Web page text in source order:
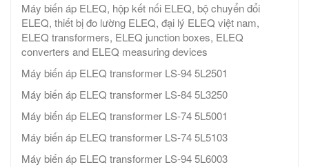
Máy biến áp ELEQ, hộp kết nối ELEQ, bộ chuyển đổi
ELEQ, thiết bị đo lường ELEQ, đại lý ELEQ việt nam,
ELEQ transformers, ELEQ junction boxes, ELEQ
converters and ELEQ measuring devices
Máy biến áp ELEQ transformer LS-94 5L2501
Máy biến áp ELEQ transformer LS-84 5L3250
Máy biến áp ELEQ transformer LS-74 5L5001
Máy biến áp ELEQ transformer LS-74 5L5103
Máy biến áp ELEQ transformer LS-94 5L6003